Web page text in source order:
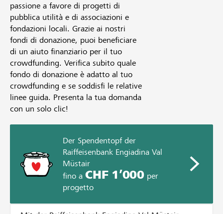
passione a favore di progetti di
pubblica utilità e di associazioni e
fondazioni locali. Grazie ai nostri
fondi di donazione, puoi beneficiare
di un aiuto finanziario per il tuo
crowdfunding. Verifica subito quale
fondo di donazione è adatto al tuo
crowdfunding e se soddisfi le relative
linee guida. Presenta la tua domanda
con un solo clic!
Der Spendentopf der
Raiffeisenbank Engiadina Val
Müstair
fino a CHF 1’000per
progetto